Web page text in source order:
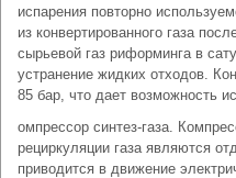
испарения повторно
из конвертированного газа
сырьевой газ риформинга в
устранение жидких отходов.
85 бар, что дает возможность
омпрессор синтез-газа.
рециркуляции газа являются
приводится в движение